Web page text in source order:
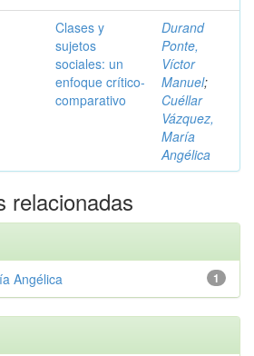
Clases y
sujetos
sociales: un
enfoque crítico-
comparativo
Durand
Ponte,
Víctor
Manuel;
Cuéllar
Vázquez,
María
Angélica
relacionadas
1
Angélica